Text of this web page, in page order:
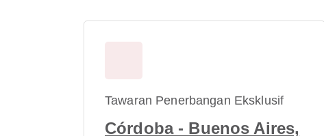
Tawaran Penerbangan Eksklusif
Córdoba - Buenos Aires,